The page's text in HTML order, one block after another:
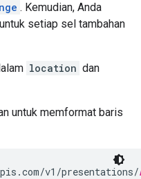
. Kemudian, Anda
setiap sel tambahan
location dan
untuk memformat baris
v1/presentations/